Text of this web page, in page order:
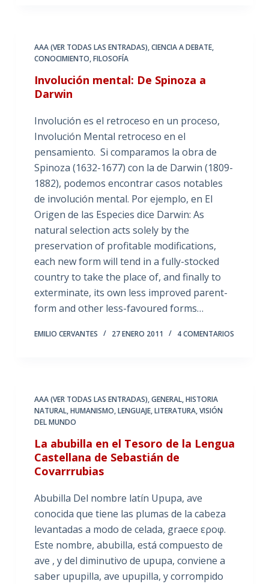
AAA (VER TODAS LAS ENTRADAS),CIENCIA A DEBATE,
CONOCIMIENTO,FILOSOFÍA
Involución mental: De Spinoza a
Darwin
Involución es el retroceso en un proceso,
Involución Mental retroceso en el
pensamiento. Si comparamos la obra de
Spinoza (1632-1677) con la de Darwin (1809-
1882), podemos encontrar casos notables
de involución mental. Por ejemplo, en El
Origen de las Especies dice Darwin: As
natural selection acts solely by the
preservation of profitable modifications,
each new form will tend in a fully-stocked
country to take the place of, and finally to
exterminate, its own less improved parent-
form and other less-favoured forms…
EMILIO CERVANTES 27 ENERO 2011 4 COMENTARIOS
AAA (VER TODAS LAS ENTRADAS),GENERAL,HISTORIA
NATURAL,HUMANISMO,LENGUAJE,LITERATURA,VISIÓN
DEL MUNDO
La abubilla en el Tesoro de la Lengua
Castellana de Sebastián de
Covarrrubias
Abubilla Del nombre latín Upupa, ave
conocida que tiene las plumas de la cabeza
levantadas a modo de celada, graece ερoφ.
Este nombre, abubilla, está compuesto de
ave , y del diminutivo de upupa, conviene a
saber upupilla, ave upupilla, y corrompido